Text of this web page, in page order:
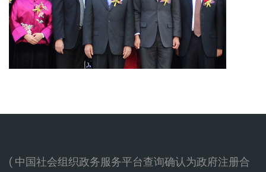
( 中国社会组织政务服务平台查询确认为政府注册合